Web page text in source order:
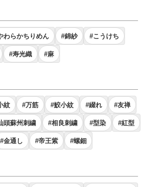
わらかちりめん #錦紗 #こうけち
#寿光織 #麻
紋 #万筋 #鮫小紋 #綴れ #友禅
頭蘇州刺繍 #相良刺繍 #型染 #紅型
#金通し #帝王紫 #螺鈿